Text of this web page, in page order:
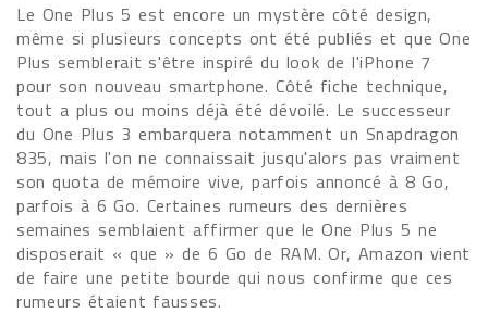
Le One Plus 5 est encore un mystère côté design,
même si plusieurs concepts ont été publiés et que One
Plus semblerait s'être inspiré du look de l'iPhone 7
pour son nouveau smartphone. Côté fiche technique,
tout a plus ou moins déjà été dévoilé. Le successeur
du One Plus 3 embarquera notamment un Snapdragon
835, mais l'on ne connaissait jusqu'alors pas vraiment
son quota de mémoire vive, parfois annoncé à 8 Go,
parfois à 6 Go. Certaines rumeurs des dernières
semaines semblaient affirmer que le One Plus 5 ne
disposerait « que » de 6 Go de RAM. Or, Amazon vient
de faire une petite bourde qui nous confirme que ces
rumeurs étaient fausses.